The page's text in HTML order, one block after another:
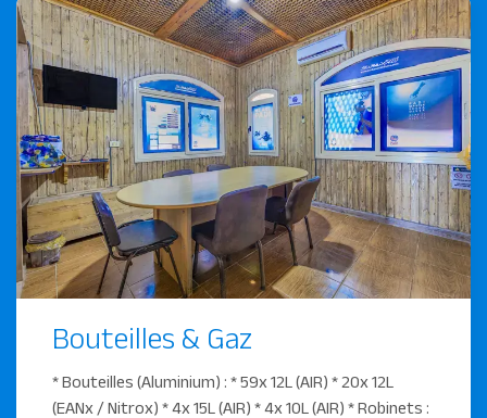
Bouteilles & Gaz
* Bouteilles (Aluminium) : * 59x 12L (AIR) * 20x 12L
(EANx / Nitrox) * 4x 15L (AIR) * 4x 10L (AIR) * Robinets :